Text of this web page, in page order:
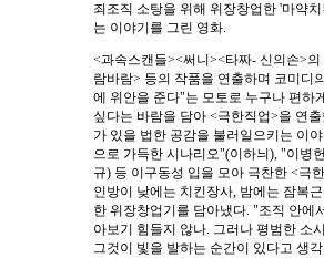
죄조직 소탕을 위해 위장창업한 '마약
는 이야기를 그린 영화.
<과속스캔들><써니><타짜- 신의손>
람바람> 등의 작품을 연출하며 코미디
에 위안을 준다"는 모토로 누구나 편하
싶다는 바람을 담아 <극한직업>을 연
가 있을 법한 공감을 불러일으키는 이
으로 가득한 시나리오"(이하늬), "이병
규) 등 이구동성 입을 모아 극찬한 <극
인방이 낮에는 치킨장사, 밤에는 잠복
한 위장창업기를 담아냈다. "조직 안에
아보기 힘들지 않나. 그러나 평범한 소
그것이 빛을 발하는 순간이 있다고 생